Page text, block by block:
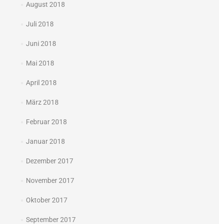
August 2018
Juli 2018
Juni 2018
Mai 2018
April 2018
März 2018
Februar 2018
Januar 2018
Dezember 2017
November 2017
Oktober 2017
September 2017